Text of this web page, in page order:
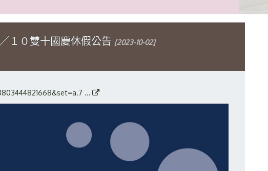
１０雙十國慶休假公告 [2023-10-02]
...